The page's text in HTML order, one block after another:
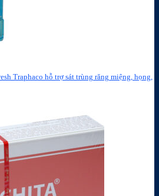
Traphaco hỗ trợ sát trùng răng miệng, họng,